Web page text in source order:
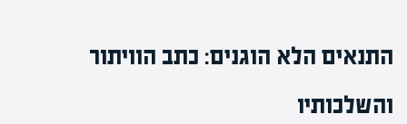
התנאים הלא הוגנים: כתב הוויתור
והשלכותיו